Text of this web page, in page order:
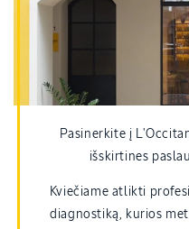
Pasinerkite į
išskirtines
Kviečiame atlikti
diagnostiką, kurios